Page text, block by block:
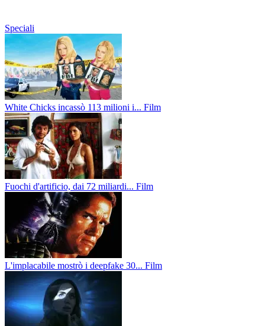
Speciali
White Chicks incassò 113 milioni i... Film
Fuochi d'artificio, dai 72 miliardi... Film
L'implacabile mostrò i deepfake 30... Film